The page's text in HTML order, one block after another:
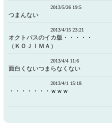
2013/5/26 19:5
つまんない
2013/4/15 23:21
オクトパスのイカ版・・・・・
（ＫＯＪＩＭＡ）
2013/4/4 11:6
面白くないつまらなくない
2013/4/1 15:18
・・・・・・・ｗｗｗ